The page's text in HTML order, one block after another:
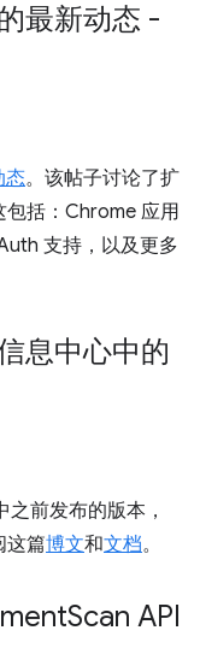
最新动态 -
态。该帖子讨论了扩
包括：Chrome 应用
支持，以及更多
息中心中的
前发布的版本，
这篇博文和文档。
Scan API